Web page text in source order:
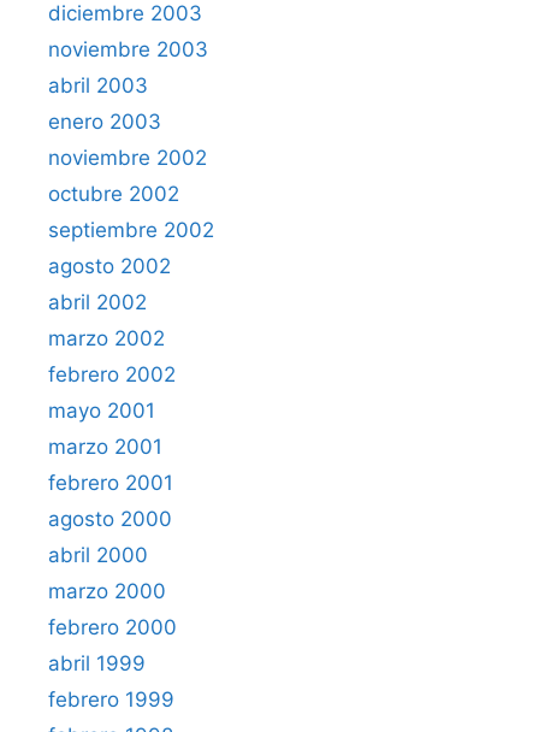
diciembre 2003
noviembre 2003
abril 2003
enero 2003
noviembre 2002
octubre 2002
septiembre 2002
agosto 2002
abril 2002
marzo 2002
febrero 2002
mayo 2001
marzo 2001
febrero 2001
agosto 2000
abril 2000
marzo 2000
febrero 2000
abril 1999
febrero 1999